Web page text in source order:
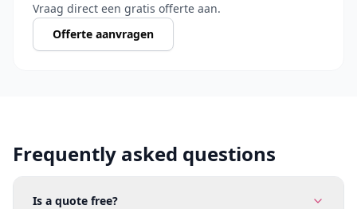
Vraag direct een gratis offerte aan.
Offerte aanvragen
Frequently asked questions
Is a quote free?